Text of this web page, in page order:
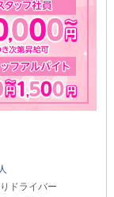
ドライバー